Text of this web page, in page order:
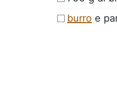
burro e